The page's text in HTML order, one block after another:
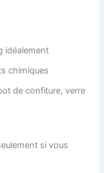
idéalement
chimiques
de confiture, verre
si vous